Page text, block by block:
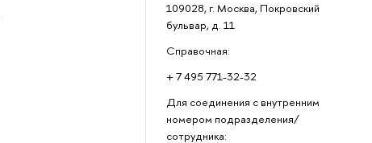
109028, г. Москва, Покровский
бульвар, д. 11
Справочная:
+ 7 495 771-32-32
Для соединения с внутренним
номером подразделения/
сотрудника: